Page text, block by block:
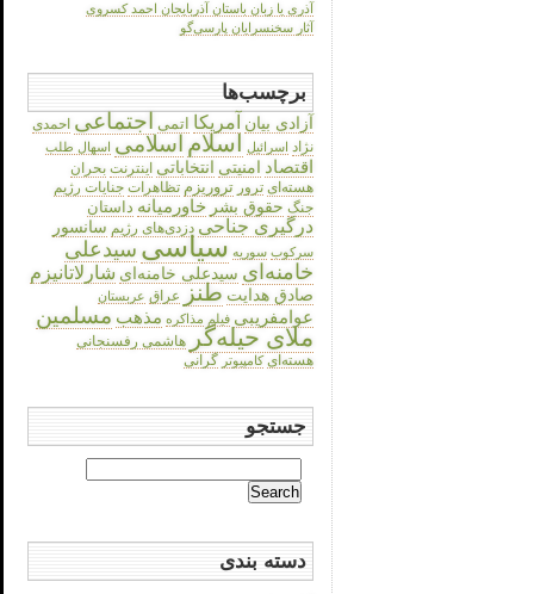
آذری یا زبان باستان آذربایجان احمد کسروی
آثار سخنسرایان پارسی‌گو
برچسب‌ها
آزادی بیان آمریکا اتمی اجتماعی احمدی
نژاد اسرائیل اسلام اسلامی اسهال طلب
اقتصاد امنیتی انتخاباتی اینترنت بحران
هسته‌ای ترور تروریزم تظاهرات جنایات رژیم
جنگ حقوق بشر خاورمیانه داستان
درگیری جناحی دزدی‌های رژیم سانسور
سرکوب سوریه سیاسی سیدعلی
خامنه‌ای سیدعلی خامنه‌ای شارلاتانیزم
صادق هدایت طنز عراق عربستان
عوامفریبی فیلم مذاکره مذهب مسلمین
ملای حیله‌گر
هاشمی رفسنجانی
هسته‌ای کامپیوتر گرانی
جستجو
for:
دسته بندی